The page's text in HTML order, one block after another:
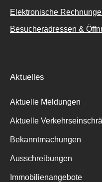
Elektronische
Besucheradressen &
Aktuelles
Aktuelle Meldungen
Aktuelle
Bekanntmachungen
Ausschreibungen
Immobilienangebote